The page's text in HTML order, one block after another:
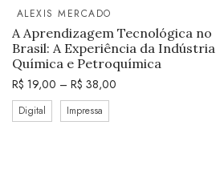
ALEXIS MERCADO
A Aprendizagem Tecnológica no
Brasil: A Experiência da Indústria
Química e Petroquímica
R$ 19,00 – R$ 38,00
Digital Impressa